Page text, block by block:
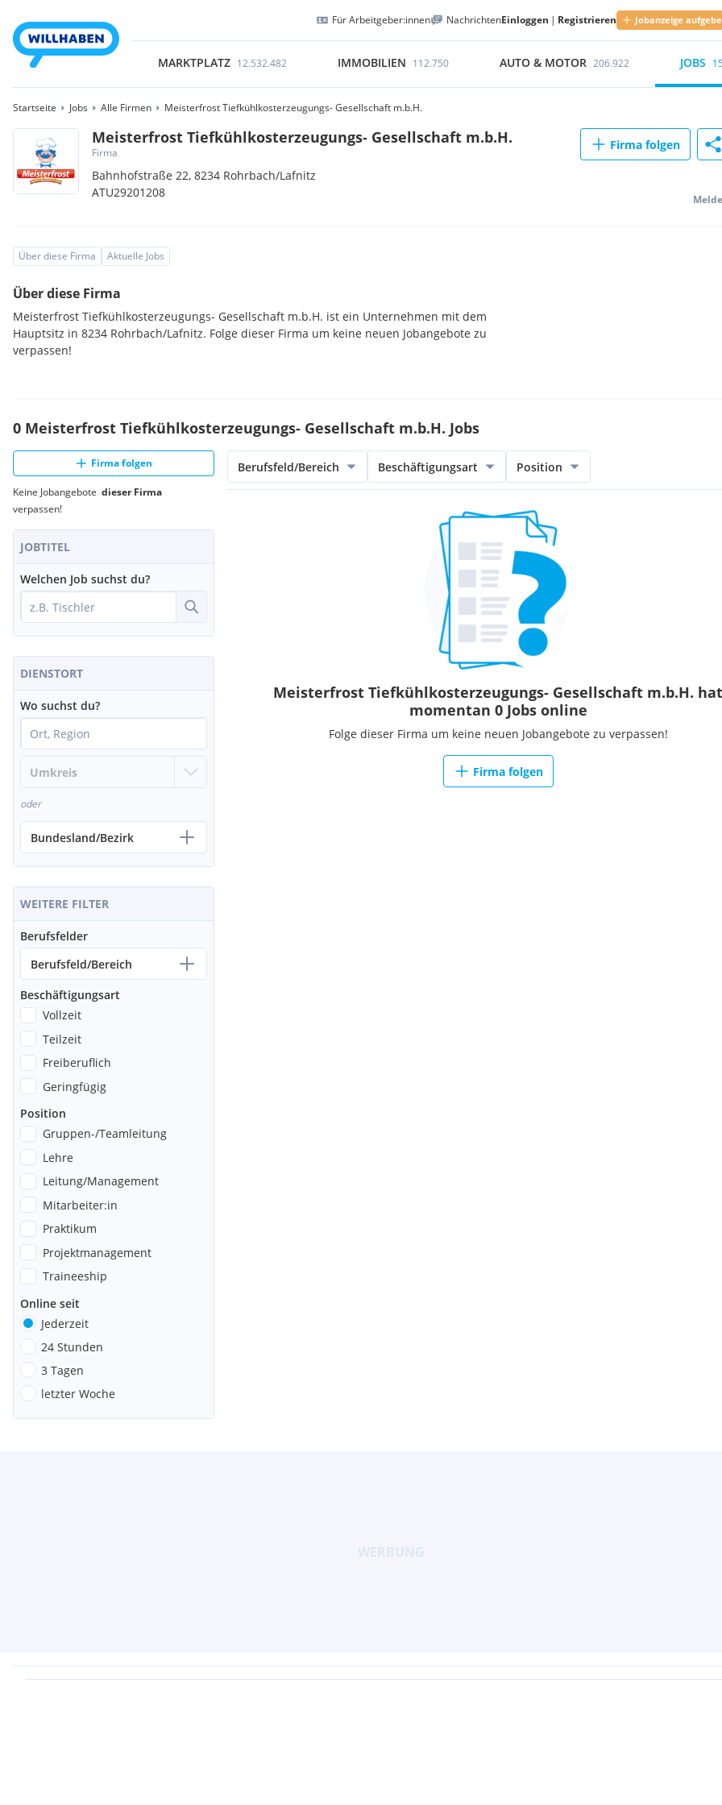
Für Arbeitgeber:innen NachrichtenEinloggen | Registrieren Jobanzeige
MARKTPLATZ 12.532.482 IMMOBILIEN 112.750 AUTO & MOTOR 206.922 JOBS
Startseite Jobs Alle Firmen Meisterfrost Tiefkühlkosterzeugungs- Gesellschaft m.b.H.
Meisterfrost Tiefkühlkosterzeugungs- Gesellschaft m.b.H.
Firma
Bahnhofstraße 22,8234 Rohrbach/Lafnitz
ATU29201208
Firma folgen
Über diese Firma Aktuelle Jobs
Über diese Firma
Meisterfrost Tiefkühlkosterzeugungs- Gesellschaft m.b.H. ist ein Unternehmen mit dem
Hauptsitz in 8234 Rohrbach/Lafnitz. Folge dieser Firma um keine neuen Jobangebote zu
verpassen!
0 Meisterfrost Tiefkühlkosterzeugungs- Gesellschaft m.b.H. Jobs
Firma folgen
Keine Jobangebote dieser Firma
verpassen!
JOBTITEL
Welchen Job suchst du?
DIENSTORT
Wo suchst du?
oder
Bundesland/Bezirk
WEITERE FILTER
Berufsfelder
Berufsfeld/Bereich
Beschäftigungsart
Vollzeit
Teilzeit
Freiberuflich
Geringfügig
Position
Gruppen-/Teamleitung
Lehre
Leitung/Management
Mitarbeiter:in
Praktikum
Projektmanagement
Traineeship
Online seit
Jederzeit
24 Stunden
3 Tagen
letzter Woche
Berufsfeld/Bereich Beschäftigungsart Position
Meisterfrost Tiefkühlkosterzeugungs- Gesellschaft m.b.H. hat
momentan 0 Jobs online
Folge dieser Firma um keine neuen Jobangebote zu verpassen!
Firma folgen